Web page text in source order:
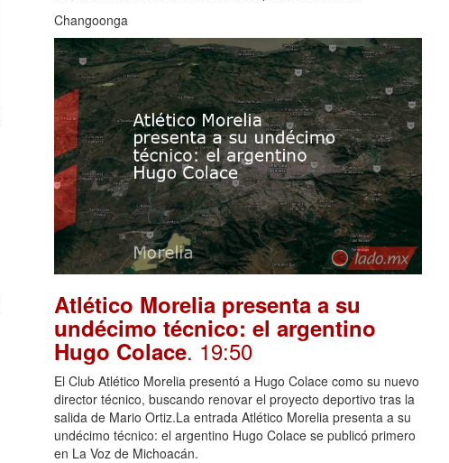
Changoonga
Atlético Morelia presenta a su
undécimo técnico: el argentino
Hugo Colace. 19:50
El Club Atlético Morelia presentó a Hugo Colace como su nuevo
director técnico, buscando renovar el proyecto deportivo tras la
salida de Mario Ortiz.La entrada Atlético Morelia presenta a su
undécimo técnico: el argentino Hugo Colace se publicó primero
en La Voz de Michoacán.